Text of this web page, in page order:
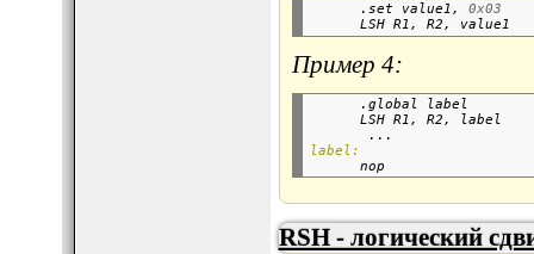
      .set value1,
0x03
LSH R1, R2,
Пример 4:
.global
LSH R1, R2,
       ...
label:
RSH - логический